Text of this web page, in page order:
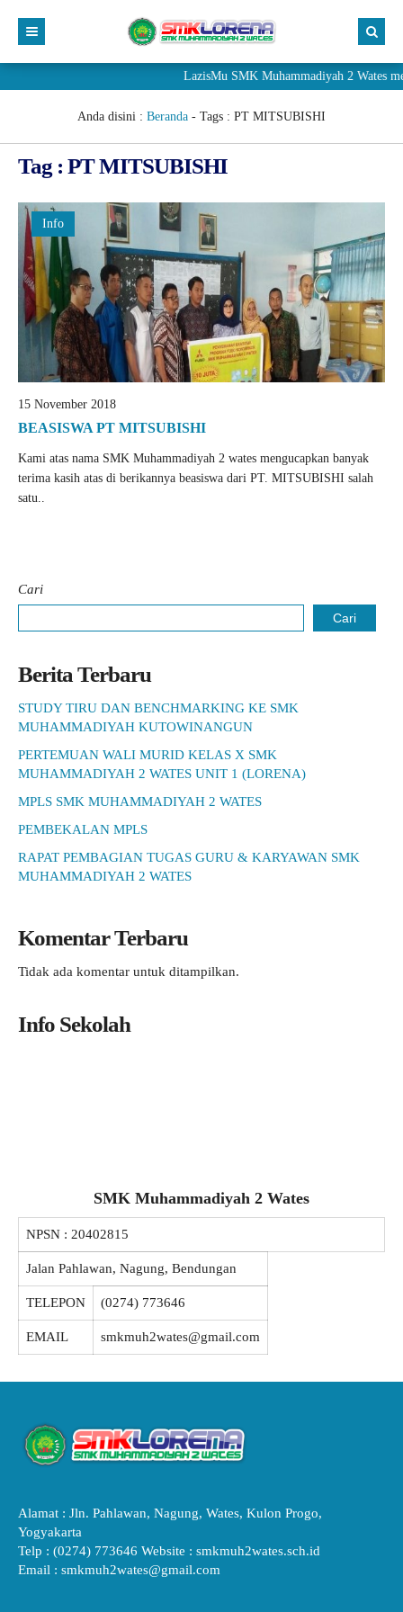
LazisMu SMK Muhammadiyah 2 Wates
Anda disini : Beranda - Tags : PT MITSUBISHI
Tag : PT MITSUBISHI
Info
15 November 2018
BEASISWA PT MITSUBISHI
Kami atas nama SMK Muhammadiyah 2 wates mengucapkan banyak
terima kasih atas di berikannya beasiswa dari PT. MITSUBISHI salah
satu..
Cari
Cari
Berita Terbaru
STUDY TIRU DAN BENCHMARKING KE SMK
MUHAMMADIYAH KUTOWINANGUN
PERTEMUAN WALI MURID KELAS X SMK
MUHAMMADIYAH 2 WATES UNIT 1 (LORENA)
MPLS SMK MUHAMMADIYAH 2 WATES
PEMBEKALAN MPLS
RAPAT PEMBAGIAN TUGAS GURU & KARYAWAN SMK
MUHAMMADIYAH 2 WATES
Komentar Terbaru
Tidak ada komentar untuk ditampilkan.
Info Sekolah
SMK Muhammadiyah 2 Wates
NPSN : 20402815
Jalan Pahlawan, Nagung, Bendungan
TELEPON (0274) 773646
EMAIL smkmuh2wates@gmail.com
Alamat : Jln. Pahlawan, Nagung, Wates, Kulon Progo,
Yogyakarta
Telp : (0274) 773646 Website : smkmuh2wates.sch.id
Email : smkmuh2wates@gmail.com